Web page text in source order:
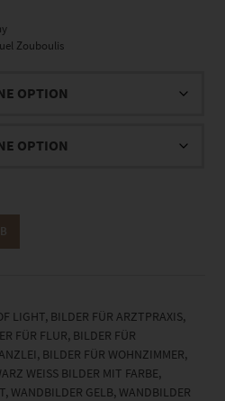
Zouboulis
LIGHT, BILDER FÜR ARZTPRAXIS,
FÜR FLUR, BILDER FÜR
, BILDER FÜR WOHNZIMMER,
WEISS BILDER MIT FARBE ,
, WANDBILDER GELB, WANDBILDER